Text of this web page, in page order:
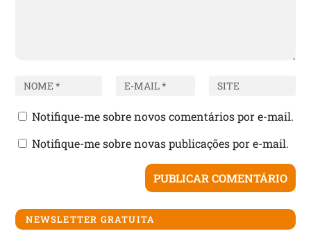
Notifique-me sobre novos comentários por e-mail.
Notifique-me sobre novas publicações por e-mail.
NEWSLETTER GRATUITA